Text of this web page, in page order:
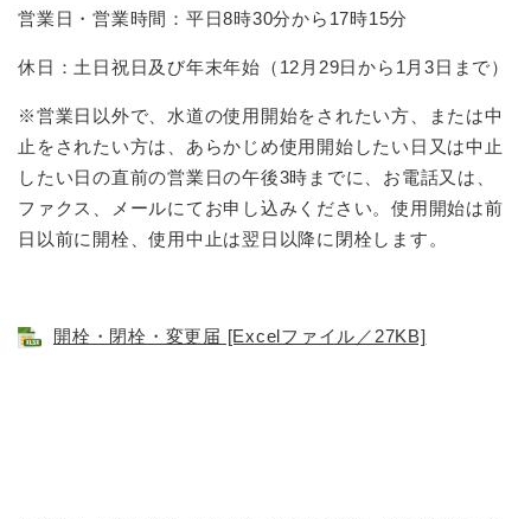
営業日・営業時間：平日8時30分から17時15分
休日：土日祝日及び年末年始（12月29日から1月3日まで）
※営業日以外で、水道の使用開始をされたい方、または中
止をされたい方は、あらかじめ使用開始したい日又は中止
したい日の直前の営業日の午後3時までに、お電話又は、
ファクス、メールにてお申し込みください。使用開始は前
日以前に開栓、使用中止は翌日以降に閉栓します。
開栓・閉栓・変更届 [Excelファイル／27KB]